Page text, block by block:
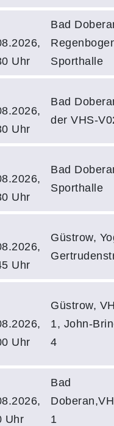
Uhr
Bad
Sporthalle
Uhr
Bad
der VHS-
Uhr
Bad
Sporthalle
Uhr
Güstrow,
Uhr
Güstrow,
1, John-
4
Uhr
Bad
1